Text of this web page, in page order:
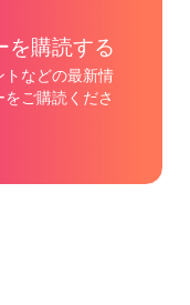
を購読する
トなどの最新情
ご購読くださ